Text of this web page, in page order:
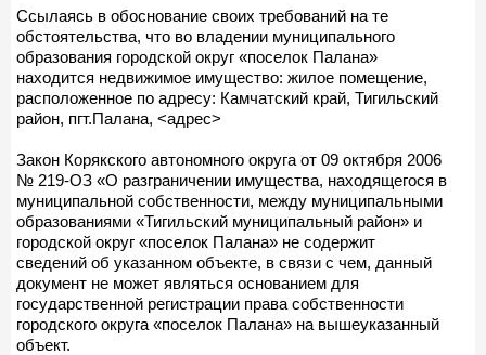
Ссылаясь в обоснование своих требований на те
обстоятельства, что во владении муниципального
образования городской округ «поселок Палана»
находится недвижимое имущество: жилое помещение,
расположенное по адресу: Камчатский край, Тигильский
район, пгт.Палана, <адрес>
Закон Корякского автономного округа от 09 октября 2006
№ 219-ОЗ «О разграничении имущества, находящегося в
муниципальной собственности, между муниципальными
образованиями «Тигильский муниципальный район» и
городской округ «поселок Палана» не содержит
сведений об указанном объекте, в связи с чем, данный
документ не может являться основанием для
государственной регистрации права собственности
городского округа «поселок Палана» на вышеуказанный
объект.